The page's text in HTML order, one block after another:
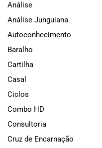
Análise
Análise Junguiana
Autoconhecimento
Baralho
Cartilha
Casal
Ciclos
Combo HD
Consultoria
Cruz de Encarnação